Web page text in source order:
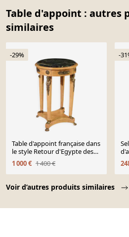
Table d'appoint : autres
similaires
Voir d’autres produits similaires
-29%
Table d'appoint française dans
le style Retour d'Egypte des
années 60
1 000 € 1 400 €
-